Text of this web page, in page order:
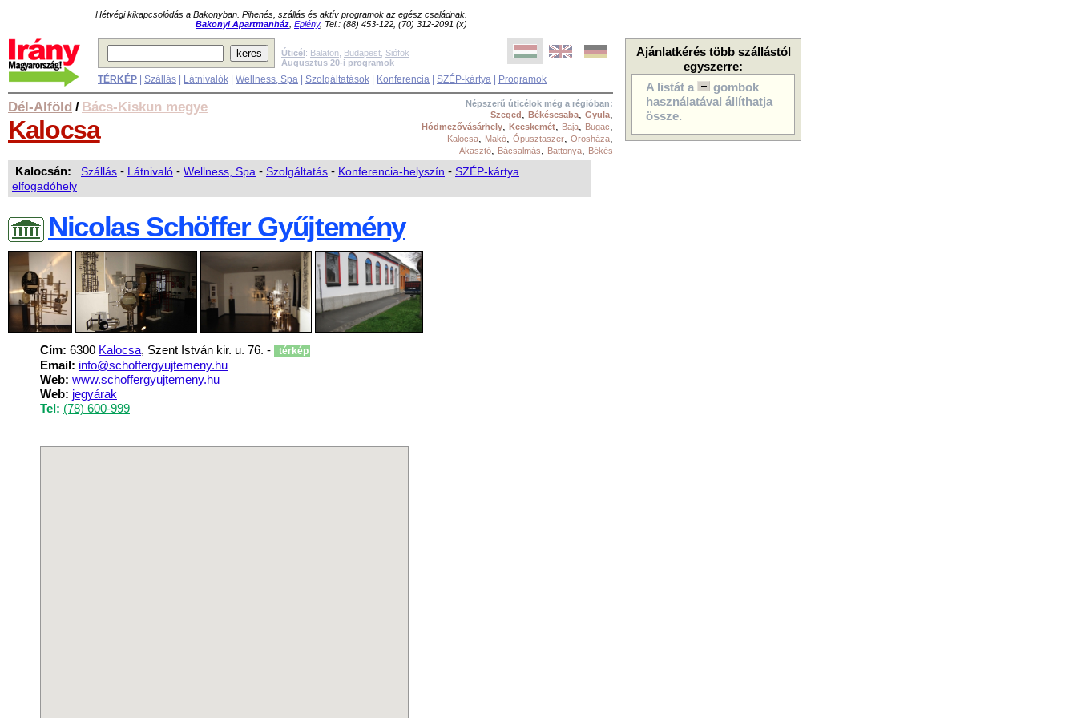
Hétvégi kikapcsolódás a Bakonyban. Pihenés, szállás és aktív programok az egész családnak.
Bakonyi Apartmanház Eplény, Tel.: (88) 453-122, (70) 312-2091 (x)
Ajánlatkérés több szállástól
egyszerre:
A listát a
gombok
használatával állíthatja
össze.
Úticél: Balaton Budapest Siófok
Augusztus 20-i programok
TÉRKÉP Szállás Látnivalók Wellness, Spa Szolgáltatások Konferencia SZÉP-kártya Programok
Népszerű úticélok még a régióban:
Szeged, Békéscsaba, Gyula,
Hódmezővásárhely, Kecskemét, Baja, Bugac,
Kalocsa, Makó, Ópusztaszer, Orosháza,
Akasztó, Bácsalmás, Battonya, Békés
Dél-Alföld / Bács-Kiskun megye
Kalocsa
Kalocsán: Szállás - Látnivaló - Wellness, Spa - Szolgáltatás - Konferencia-helyszín - SZÉP-kártya
elfogadóhely
Nicolas Schöffer Gyűjtemény
Cím: 6300 Kalocsa, Szent István kir. u. 76. - térkép
Email: info@schoffergyujtemeny.hu
Web: www.schoffergyujtemeny.hu
Web: jegyárak
Tel: (78) 600-999